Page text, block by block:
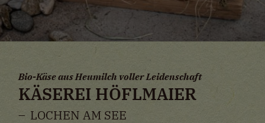
KÄSEREI HÖFLMAIER
Bio-Käse aus Heumilch voller Leidenschaft
LOCHEN AM SEE